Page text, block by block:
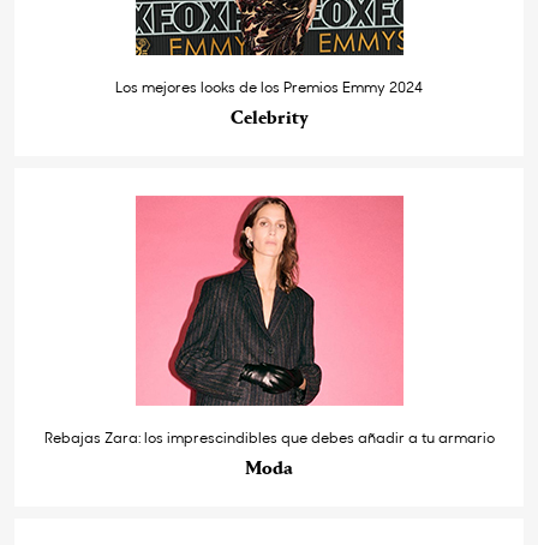
Los mejores looks de los Premios Emmy 2024
Celebrity
Rebajas Zara: los imprescindibles que debes añadir a tu armario
Moda